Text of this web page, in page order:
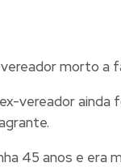
vereador ainda
45 anos e era